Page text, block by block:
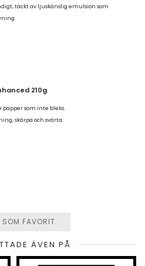
täckt av ljuskänslig emulsion som
210g
som inte bleks.
skärpa och svärta.
SOM FAVORIT
ÄVEN PÅ